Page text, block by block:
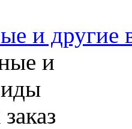
и другие